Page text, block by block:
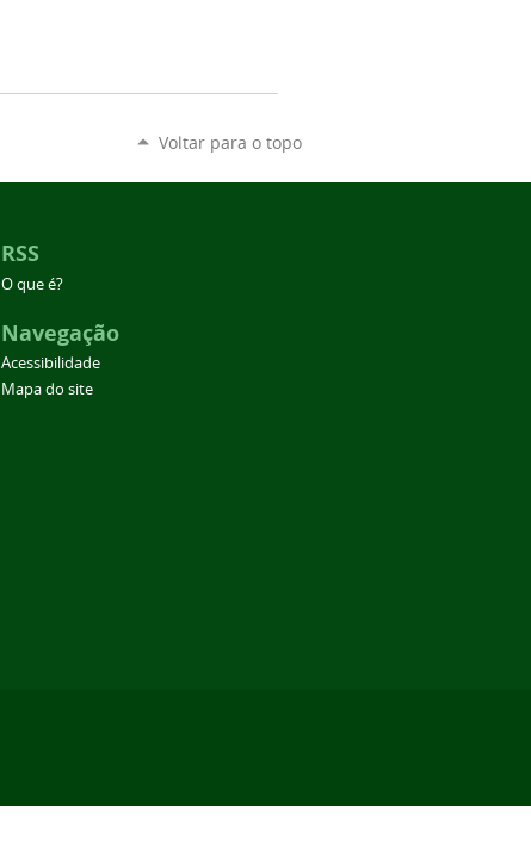
Voltar para o topo
RSS
O que é?
Navegação
Acessibilidade
Mapa do site